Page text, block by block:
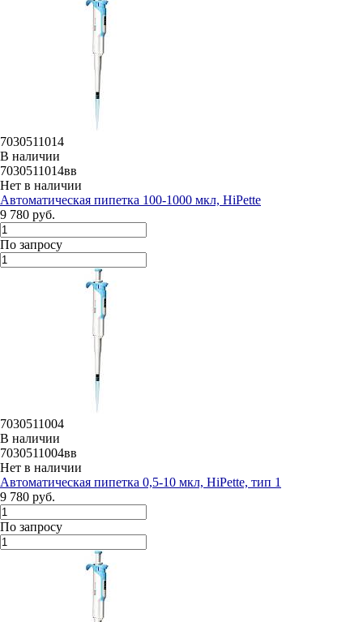
7030511014
В наличии
7030511014вв
Нет в наличии
Автоматическая пипетка 100-1000 мкл, HiPette
9 780 руб.
По запросу
7030511004
В наличии
7030511004вв
Нет в наличии
Автоматическая пипетка 0,5-10 мкл, HiPette, тип 1
9 780 руб.
По запросу